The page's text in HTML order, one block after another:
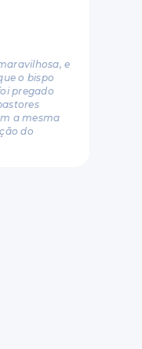
e
o bispo
pregado
a mesma
do